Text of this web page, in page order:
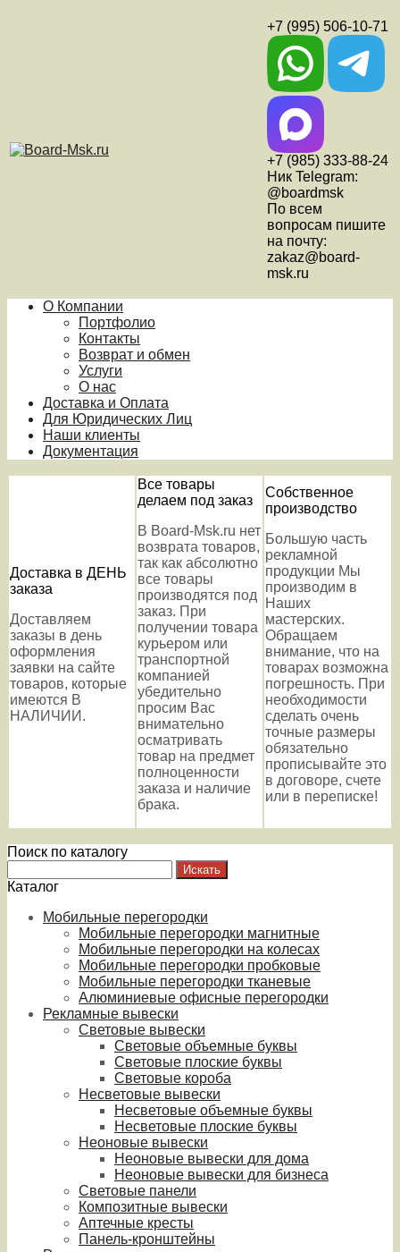
+7 (995) 506-10-71
+7 (985) 333-88-24
Ник Telegram:
@boardmsk
По всем
вопросам пишите
на почту:
zakaz@board-
msk.ru
О Компании
Портфолио
Контакты
Возврат и обмен
Услуги
О нас
Доставка и Оплата
Для Юридических Лиц
Наши клиенты
Документация
Доставка в ДЕНЬ
заказа
Доставляем
заказы в день
оформления
заявки на сайте
товаров, которые
имеются В
НАЛИЧИИ.
Все товары
делаем под заказ
В Board-Msk.ru нет
возврата товаров,
так как абсолютно
все товары
производятся под
заказ. При
получении товара
курьером или
транспортной
компанией
убедительно
просим Вас
внимательно
осматривать
товар на предмет
полноценности
заказа и наличие
брака.
Собственное
производство
Большую часть
рекламной
продукции Мы
производим в
Наших
мастерских.
Обращаем
внимание, что на
товарах возможна
погрешность. При
необходимости
сделать очень
точные размеры
обязательно
прописывайте это
в договоре, счете
или в переписке!
Поиск по каталогу
Каталог
Мобильные перегородки
Мобильные перегородки магнитные
Мобильные перегородки на колесах
Мобильные перегородки пробковые
Мобильные перегородки тканевые
Алюминиевые офисные перегородки
Рекламные вывески
Световые вывески
Световые объемные буквы
Световые плоские буквы
Световые короба
Несветовые вывески
Несветовые объемные буквы
Несветовые плоские буквы
Неоновые вывески
Неоновые вывески для дома
Неоновые вывески для бизнеса
Световые панели
Композитные вывески
Аптечные кресты
Панель-кронштейны